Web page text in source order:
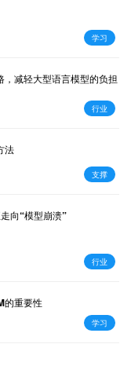
学习
减轻大型语言模型的负担
行业
法
支撑
向“模型崩溃”
行业
的重要性
学习